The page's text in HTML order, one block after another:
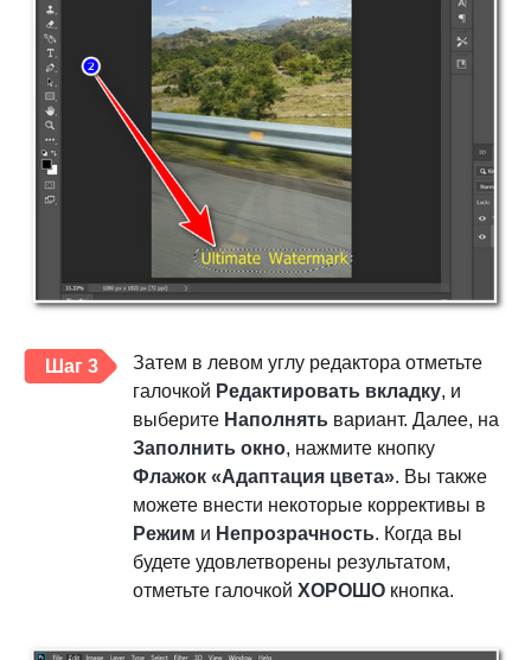
Шаг 3
Затем в левом углу редактора отметьте
галочкой Редактировать вкладку, и
выберите Наполнять вариант. Далее, на
Заполнить окно, нажмите кнопку
Флажок «Адаптация цвета». Вы также
можете внести некоторые коррективы в
Режим и Непрозрачность. Когда вы
будете удовлетворены результатом,
отметьте галочкой ХОРОШО кнопка.